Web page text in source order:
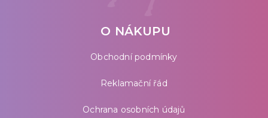
O NÁKUPU
Obchodní podmínky
Reklamační řád
Ochrana osobních údajů